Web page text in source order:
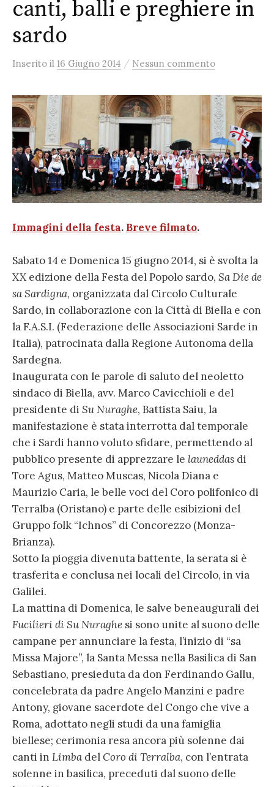
canti, balli e preghiere in
sardo
Inserito il 16 Giugno 2014 / Nessun commento
Immagini della festa. Breve filmato.
Sabato 14 e Domenica 15 giugno 2014, si è svolta la
XX edizione della Festa del Popolo sardo, Sa Die de
sa Sardigna, organizzata dal Circolo Culturale
Sardo, in collaborazione con la Città di Biella e con
la F.A.S.I. (Federazione delle Associazioni Sarde in
Italia), patrocinata dalla Regione Autonoma della
Sardegna.
Inaugurata con le parole di saluto del neoletto
sindaco di Biella, avv. Marco Cavicchioli e del
presidente di Su Nuraghe, Battista Saiu, la
manifestazione è stata interrotta dal temporale
che i Sardi hanno voluto sfidare, permettendo al
pubblico presente di apprezzare le launeddas di
Tore Agus, Matteo Muscas, Nicola Diana e
Maurizio Caria, le belle voci del Coro polifonico di
Terralba (Oristano) e parte delle esibizioni del
Gruppo folk “Ichnos” di Concorezzo (Monza-
Brianza).
Sotto la pioggia divenuta battente, la serata si è
trasferita e conclusa nei locali del Circolo, in via
Galilei.
La mattina di Domenica, le salve beneaugurali dei
Fucilieri di Su Nuraghe si sono unite al suono delle
campane per annunciare la festa, l’inizio di “sa
Missa Majore”, la Santa Messa nella Basilica di San
Sebastiano, presieduta da don Ferdinando Gallu,
concelebrata da padre Angelo Manzini e padre
Antony, giovane sacerdote del Congo che vive a
Roma, adottato negli studi da una famiglia
biellese; cerimonia resa ancora più solenne dai
canti in Limba delCoro di Terralba, con l’entrata
solenne in basilica, preceduti dal suono delle